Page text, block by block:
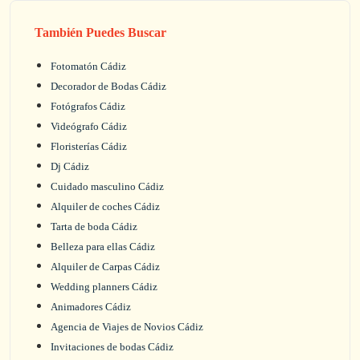
También Puedes Buscar
Fotomatón Cádiz
Decorador de Bodas Cádiz
Fotógrafos Cádiz
Videógrafo Cádiz
Floristerías Cádiz
Dj Cádiz
Cuidado masculino Cádiz
Alquiler de coches Cádiz
Tarta de boda Cádiz
Belleza para ellas Cádiz
Alquiler de Carpas Cádiz
Wedding planners Cádiz
Animadores Cádiz
Agencia de Viajes de Novios Cádiz
Invitaciones de bodas Cádiz